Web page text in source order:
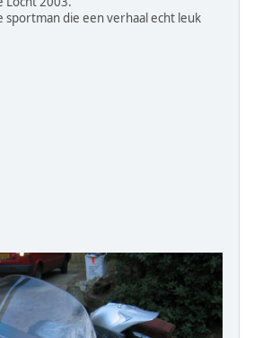
sportman die een verhaal echt leuk